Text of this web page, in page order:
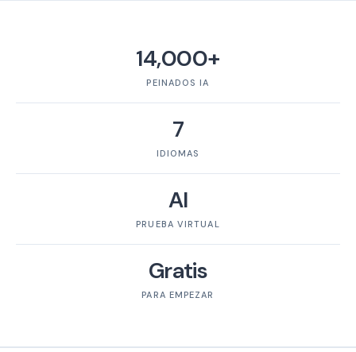
14,000+
PEINADOS IA
7
IDIOMAS
AI
PRUEBA VIRTUAL
Gratis
PARA EMPEZAR